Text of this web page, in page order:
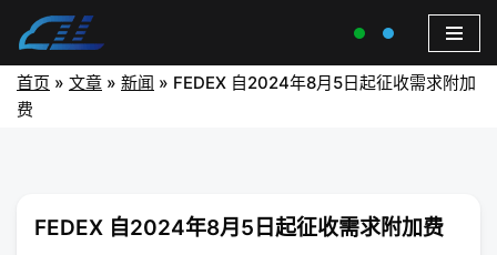
首页 » 文章 » 新闻 » FEDEX 自2024年8月5日起征收需求附加
费
FEDEX 自2024年8月5日起征收需求附加费